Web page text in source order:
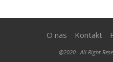
O nas Kontakt
@2020 - All Right